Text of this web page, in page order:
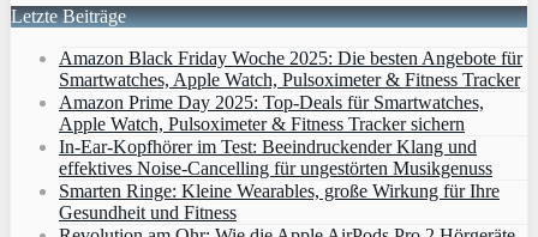
Letzte Beiträge
Amazon Black Friday Woche 2025: Die besten Angebote für
Smartwatches, Apple Watch, Pulsoximeter & Fitness Tracker
Amazon Prime Day 2025: Top-Deals für Smartwatches,
Apple Watch, Pulsoximeter & Fitness Tracker sichern
In-Ear-Kopfhörer im Test: Beeindruckender Klang und
effektives Noise-Cancelling für ungestörten Musikgenuss
Smarten Ringe: Kleine Wearables, große Wirkung für Ihre
Gesundheit und Fitness